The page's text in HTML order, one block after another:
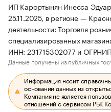
ИП Карортынян Инесса
25.11.2025, в регионе —
деятельности: Торговля
специализированных
ИНН: 231715302077 и
Данные получены из публичных
Информация носит
основании данных из
Компания не является
отношений с сервисом РБК